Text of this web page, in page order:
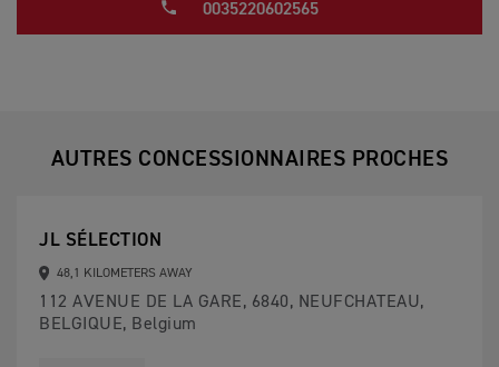
0035220602565
AUTRES CONCESSIONNAIRES PROCHES
JL SÉLECTION
48,1 KILOMETERS AWAY
112 AVENUE DE LA GARE, 6840, NEUFCHATEAU,
BELGIQUE, Belgium